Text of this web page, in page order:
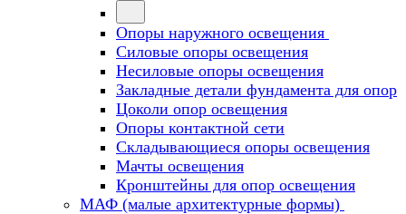
Опоры наружного освещения
Силовые опоры освещения
Несиловые опоры освещения
Закладные детали фундамента для опор
Цоколи опор освещения
Опоры контактной сети
Cкладывающиеся опоры освещения
Мачты освещения
Кронштейны для опор освещения
МАФ (малые архитектурные формы)